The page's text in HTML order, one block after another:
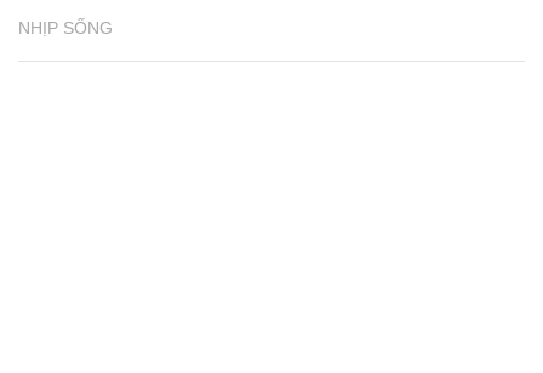
NHỊP SỐNG